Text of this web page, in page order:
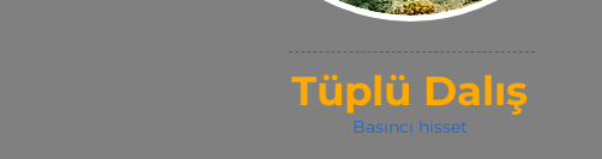
Tüplü Dalış
Basıncı hisset